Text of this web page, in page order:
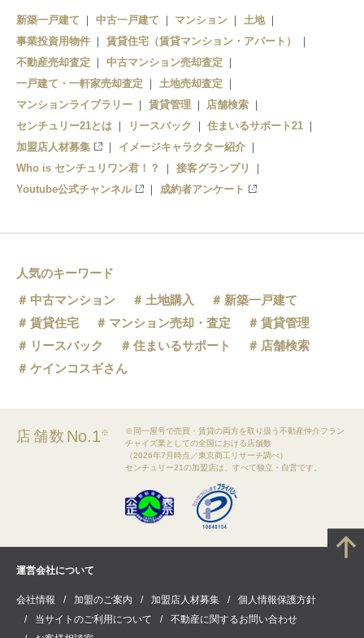
新築一戸建て 中古一戸建て マンション
土地
事業投資用物件
賃貸住宅（賃貸マンション・アパート）
不動産売却査定
中古マンション売却査定
一戸建て・一軒家売却査定
土地売却査定
マンションライブラリー
賃貸管理
店舗検索
センチュリー21とは
リースバック
住まいるサポート21
加盟店人材募集
イメージキャラクター紹介
Who is センチュリワン君！？
接客グランプリ
Youtube公式チャンネル
成約者アンケート
人気のキーワード
中古マンション
土地購入
新築一戸建て
賃貸住宅
マンション売却・査定
賃貸管理
リースバック
住まいるサポート
店舗検索
ケインコスギさん
店舗数 No.1※
※同一屋号で売買・賃貸の両方を取り扱う不動産仲介フラン
チャイズ業としての全国における店舗数
（2026年7月時点／東京商工リサーチ調べ）
センチュリー21の加盟店は、すべて独立・自営です。
運営会社について
会社情報 加盟のご案内 加盟店人材募集
個人情報保護方針
当サイトのご利用について
不動産に関するお問い合わせ